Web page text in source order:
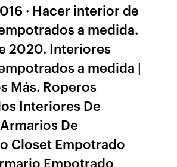
· Hacer interior de
a medida.
2020. Interiores
a medida |
Más. Roperos
Interiores De
De
Closet Empotrado
Empotrado